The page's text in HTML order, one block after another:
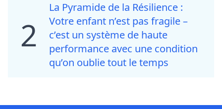
2
La Pyramide de la Résilience :
Votre enfant n’est pas fragile –
c’est un système de haute
performance avec une condition
qu’on oublie tout le temps